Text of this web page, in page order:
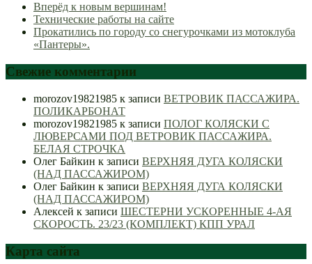
Вперёд к новым вершинам!
Технические работы на сайте
Прокатились по городу со снегурочками из мотоклуба
«Пантеры».
Свежие комментарии
morozov19821985 к записи ВЕТРОВИК ПАССАЖИРА.
ПОЛИКАРБОНАТ
morozov19821985 к записи ПОЛОГ КОЛЯСКИ С
ЛЮВЕРСАМИ ПОД ВЕТРОВИК ПАССАЖИРА.
БЕЛАЯ СТРОЧКА
Олег Байкин к записи ВЕРХНЯЯ ДУГА КОЛЯСКИ
(НАД ПАССАЖИРОМ)
Олег Байкин к записи ВЕРХНЯЯ ДУГА КОЛЯСКИ
(НАД ПАССАЖИРОМ)
Алексей к записи ШЕСТЕРНИ УСКОРЕННЫЕ 4-АЯ
СКОРОСТЬ. 23/23 (КОМПЛЕКТ) КПП УРАЛ
Карта сайта